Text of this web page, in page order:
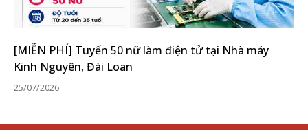
[MIỄN PHÍ] Tuyển 50 nữ làm điện tử tại Nhà máy
Kinh Nguyên, Đài Loan
25/07/2026